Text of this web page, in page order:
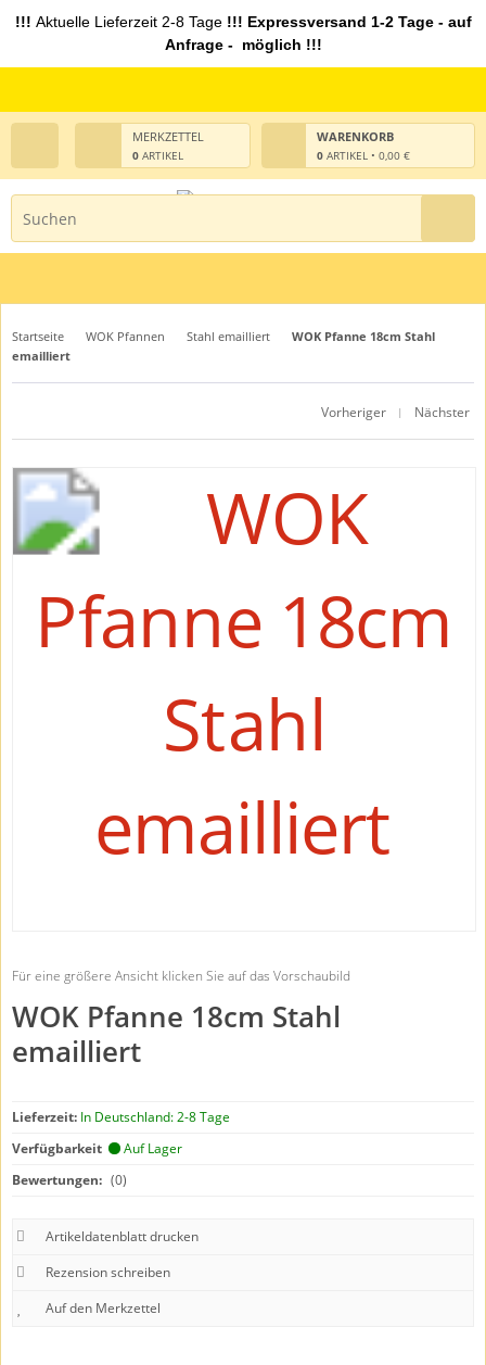
!!! Aktuelle Lieferzeit 2-8 Tage !!! Expressversand 1-2 Tage - auf
Anfrage - möglich !!!
WARENKORB
0 ARTIKEL • 0,00 €
MERKZETTEL
0 ARTIKEL
Startseite WOK Pfannen Stahl emailliert
WOK Pfanne 18cm Stahl
emailliert
Vorheriger | Nächster
Für eine größere Ansicht klicken Sie auf das Vorschaubild
WOK Pfanne 18cm Stahl
emailliert
Lieferzeit: In Deutschland: 2-8 Tage
Verfügbarkeit
Auf Lager
Bewertungen: (0)
Artikeldatenblatt drucken
Rezension schreiben